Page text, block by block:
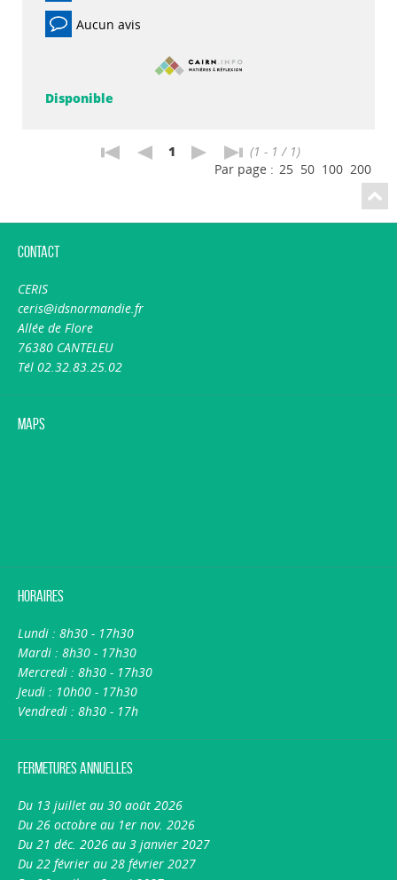
Aucun avis
Disponible
1
(1 - 1 / 1)
Par page : 25 50 100 200
Contact
CERIS
ceris@idsnormandie.fr
Allée de Flore
76380 CANTELEU
Tél 02.32.83.25.02
Maps
Horaires
Lundi : 8h30 - 17h30
Mardi : 8h30 - 17h30
Mercredi : 8h30 - 17h30
Jeudi : 10h00 - 17h30
Vendredi : 8h30 - 17h
Fermetures annuelles
Du 13 juillet au 30 août 2026
Du 26 octobre au 1er nov. 2026
Du 21 déc. 2026 au 3 janvier 2027
Du 22 février au 28 février 2027